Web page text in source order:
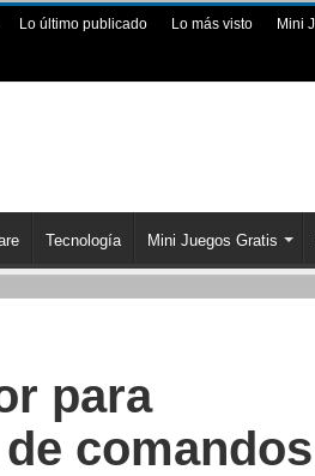
Lo último publicado Lo más visto Mini
Tecnología Mini Juegos Gratis
para
comandos